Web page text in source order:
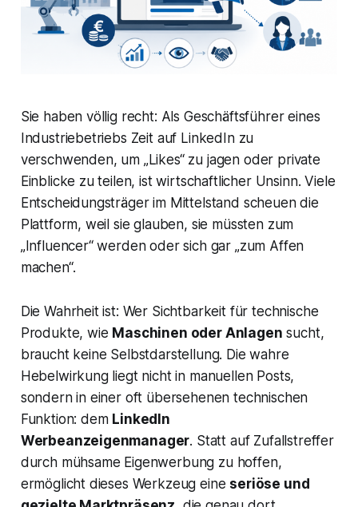
Sie haben völlig recht: Als Geschäftsführer eines
Industriebetriebs Zeit auf LinkedIn zu
verschwenden, um „Likes“ zu jagen oder private
Einblicke zu teilen, ist wirtschaftlicher Unsinn. Viele
Entscheidungsträger im Mittelstand scheuen die
Plattform, weil sie glauben, sie müssten zum
„Influencer“ werden oder sich gar „zum Affen
machen“.
Die Wahrheit ist: Wer Sichtbarkeit für technische
Produkte, wie Maschinen oder Anlagen sucht,
braucht keine Selbstdarstellung. Die wahre
Hebelwirkung liegt nicht in manuellen Posts,
sondern in einer oft übersehenen technischen
Funktion: dem LinkedIn
Werbeanzeigenmanager. Statt auf Zufallstreffer
durch mühsame Eigenwerbung zu hoffen,
ermöglicht dieses Werkzeug eine seriöse und